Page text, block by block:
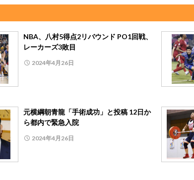
NBA、八村5得点2リバウンド PO1回戦、
レーカーズ3敗目
2024年4月26日
元横綱朝青龍「手術成功」と投稿 12日か
ら都内で緊急入院
2024年4月26日